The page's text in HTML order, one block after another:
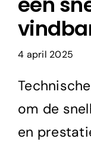
Social Media
Adverteren
Branding
4 april 2025
om de
en